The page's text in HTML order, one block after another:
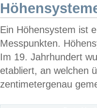
Ein Höhensystem ist
Messpunkten.
Im 19. Jahrhundert
etabliert, an welchen
zentimetergenau